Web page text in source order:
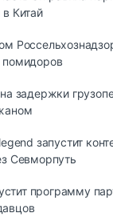
Китай
помидоров
задержки
запустит
Севморпуть
программу